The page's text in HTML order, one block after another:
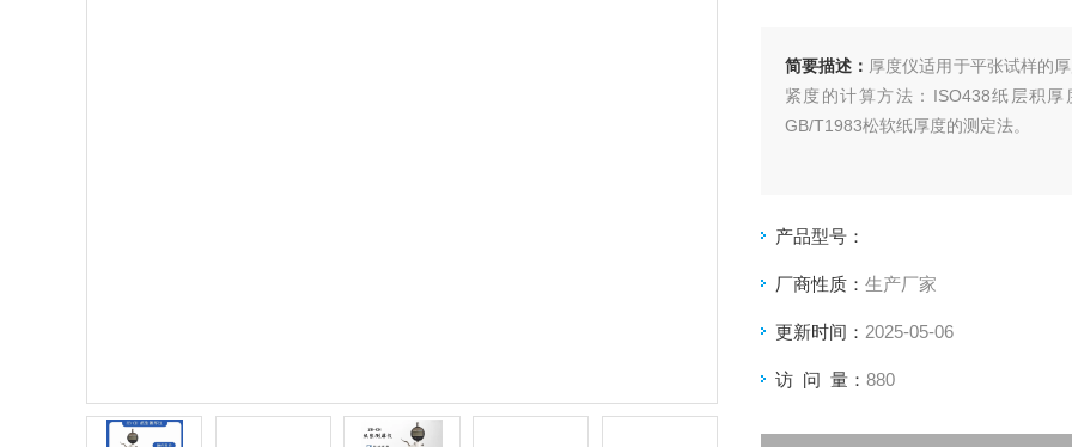
简要描述： 厚度仪适用于平张试样的
紧度的计算方法：ISO438纸层积
GB/T1983松软纸厚度的测定法。
产品型号：
厂商性质： 生产厂家
更新时间： 2025-05-06
访 问 量： 880